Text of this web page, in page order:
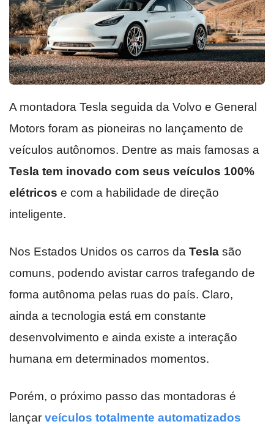
A montadora Tesla seguida da Volvo e General
Motors foram as pioneiras no lançamento de
veículos autônomos. Dentre as mais famosas a
Tesla tem inovado com seus veículos 100%
elétricos e com a habilidade de direção
inteligente.
Nos Estados Unidos os carros da Tesla são
comuns, podendo avistar carros trafegando de
forma autônoma pelas ruas do país. Claro,
ainda a tecnologia está em constante
desenvolvimento e ainda existe a interação
humana em determinados momentos.
Porém, o próximo passo das montadoras é
lançar veículos totalmente automatizados